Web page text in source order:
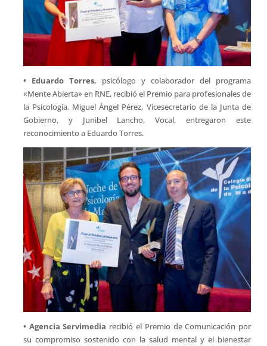
• Eduardo Torres, psicólogo y colaborador del programa
«Mente Abierta» en RNE, recibió el Premio para profesionales de
la Psicología. Miguel Ángel Pérez, Vicesecretario de la Junta de
Gobierno, y Junibel Lancho, Vocal, entregaron este
reconocimiento a Eduardo Torres.
• Agencia Servimedia recibió el Premio de Comunicación por
su compromiso sostenido con la salud mental y el bienestar